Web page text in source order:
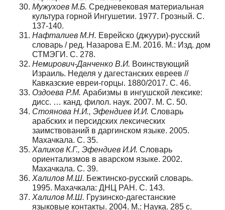
Мужухоев М.Б. Средневековая материальная
культура горной Ингушетии. 1977. Грозный. С.
137-140.
Нафталиев М.Н. Еврейско (джуури)-русский
словарь / ред. Назарова Е.М. 2016. М.: Изд. дом
СТМЭГИ. С. 278.
Немирович-Данченко В.И. Воинствующий
Израиль. Неделя у дагестанских евреев //
Кавказские евреи-горцы. 1880/2017. С. 46.
Оздоева Р.М. Арабизмы в ингушской лексике:
дисс. … канд. филол. наук. 2007. М. С. 50.
Стоянова Н.И., Эфендиев И.И. Словарь
арабских и персидских лексических
заимствований в даргинском языке. 2005.
Махачкала. С. 35.
Халиков К.Г., Эфендиев И.И. Словарь
ориентализмов в аварском языке. 2002.
Махачкала. С. 39.
Халилов М.Ш. Бежтинско-русский словарь.
1995. Махачкала: ДНЦ РАН. С. 143.
Халилов М.Ш. Грузинско-дагестанские
языковые контакты. 2004. М.: Наука. 285 с.